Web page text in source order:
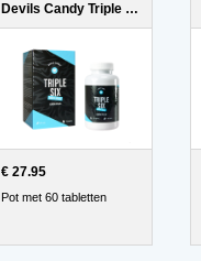
Devils Candy Triple Six
€ 27.95
Pot met 60 tabletten